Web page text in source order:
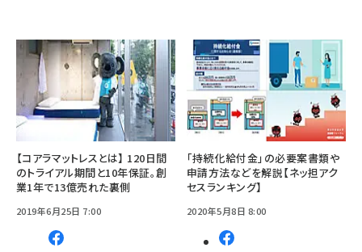
【コアラマットレスとは】 120日間
のトライアル期間と10年保証。創
業1年で13億売れた裏側
2019年6月25日 7:00
「持続化給付金」の必要案書類や
申請方法などを解説【ネッ担アク
セスランキング】
2020年5月8日 8:00